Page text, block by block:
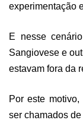
experimentação
E nesse
Sangiovese e
estavam fora da
Por este
ser chamados